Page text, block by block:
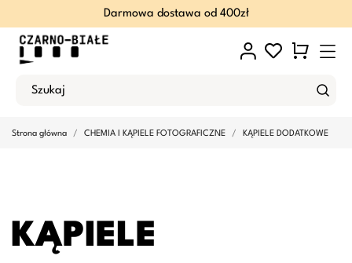
Darmowa dostawa od 400zł
Strona główna CHEMIA I KĄPIELE FOTOGRAFICZNE KĄPIELE DODATKOWE
KĄPIELE